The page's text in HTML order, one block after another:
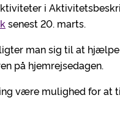
i
senest 20. marts.
man sig til at
på hjemrejsedagen.
være mulighed for at